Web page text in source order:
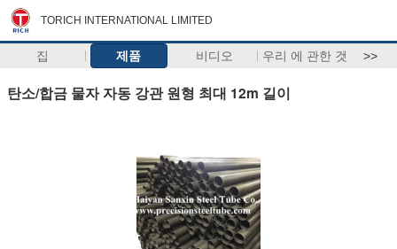
TORICH INTERNATIONAL LIMITED
집 제품 비디오 우리 에 관한 것 >>
탄소/합금 물자 자동 강관 원형 최대 12m 길이